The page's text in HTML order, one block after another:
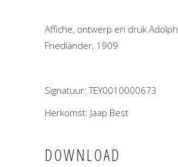
Affiche, ontwerp en druk Adolph
Friedländer, 1909
Signatuur: TEY0010000673
Herkomst: Jaap Best
DOWNLOAD